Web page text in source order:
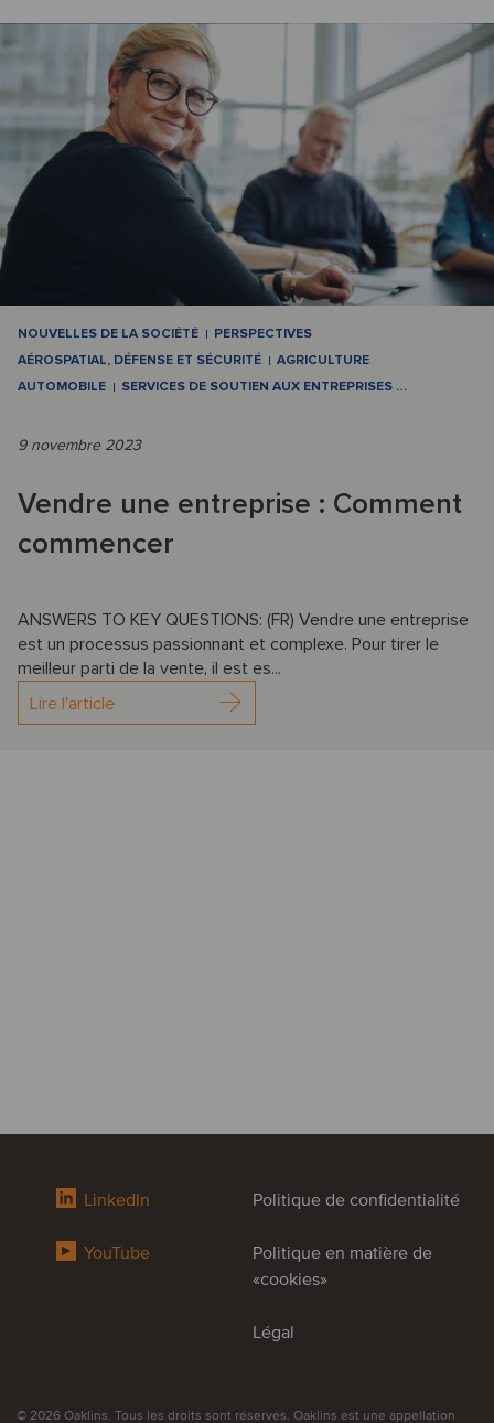
NOUVELLES DE LA SOCIÉTÉ
PERSPECTIVES
AÉROSPATIAL, DÉFENSE ET SÉCURITÉ
AGRICULTURE
AUTOMOBILE
SERVICES DE SOUTIEN AUX ENTREPRISES …
9 novembre 2023
Vendre une entreprise : Comment
commencer
ANSWERS TO KEY QUESTIONS: (FR) Vendre une entreprise
est un processus passionnant et complexe. Pour tirer le
meilleur parti de la vente, il est es...
Lire l'article
LinkedIn
YouTube
Politique de confidentialité
Politique en matière de
«cookies»
Légal
© 2026 Oaklins. Tous les droits sont réservés. Oaklins est une appellation